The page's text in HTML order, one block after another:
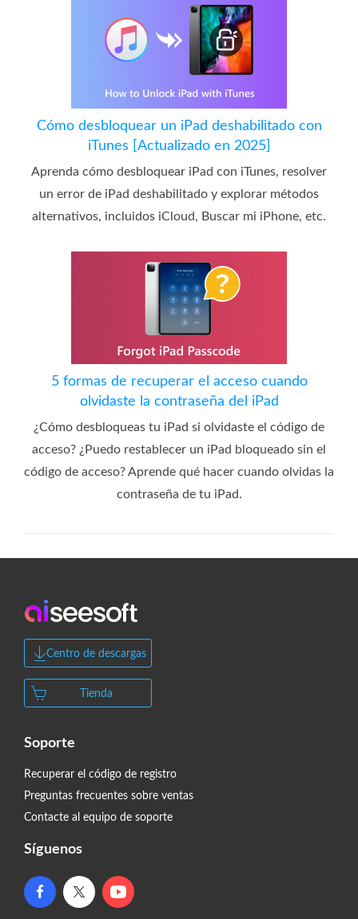
Cómo desbloquear un iPad deshabilitado con
iTunes [Actualizado en 2025]
Aprenda cómo desbloquear iPad con iTunes, resolver
un error de iPad deshabilitado y explorar métodos
alternativos, incluidos iCloud, Buscar mi iPhone, etc.
5 formas de recuperar el acceso cuando
olvidaste la contraseña del iPad
¿Cómo desbloqueas tu iPad si olvidaste el código de
acceso? ¿Puedo restablecer un iPad bloqueado sin el
código de acceso? Aprende qué hacer cuando olvidas la
contraseña de tu iPad.
Centro de descargas
Tienda
Soporte
Recuperar el código de registro
Preguntas frecuentes sobre ventas
Contacte al equipo de soporte
Síguenos